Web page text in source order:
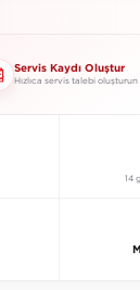
Servis Kaydı Oluştur
Hızlıca servis talebi oluşturun
14